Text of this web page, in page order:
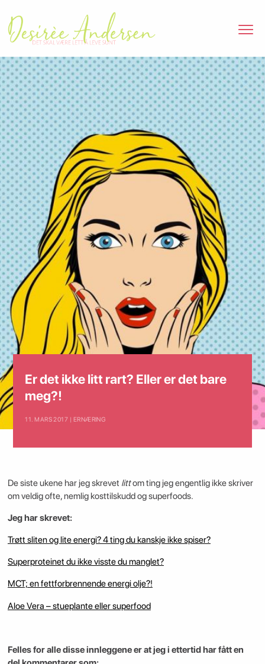
Er det ikke litt rart? Eller er det bare
meg?!
11. MARS 2017 | ERNÆRING
De siste ukene har jeg skrevet littom ting jeg engentlig ikke skriver
om veldig ofte, nemlig kosttilskudd og superfoods.
Jeg har skrevet:
Trøtt sliten og lite energi? 4 ting du kanskje ikke spiser?
Superproteinet du ikke visste du manglet?
MCT; en fettforbrennende energi olje?!
Aloe Vera – stueplante eller superfood
Felles for alle disse innleggene er at jeg i ettertid har fått en